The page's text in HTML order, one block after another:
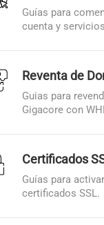
Guías para
cuenta y
Reventa de
Guias para
Gigacore con
Certificados
Guías para
certificados SSL.